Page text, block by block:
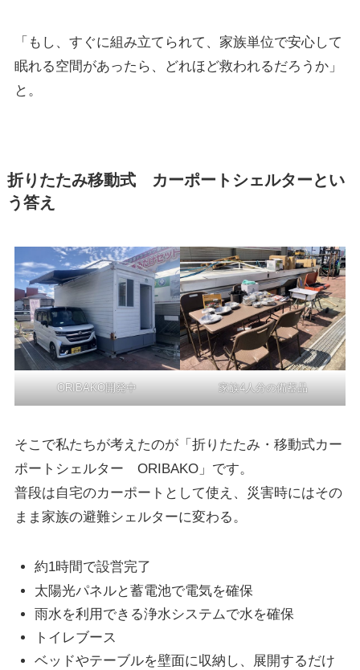
「もし、すぐに組み立てられて、家族単位で安心して
眠れる空間があったら、どれほど救われるだろうか」
と。
折りたたみ移動式 カーポートシェルターとい
う答え
ORIBAKO開発中 家族4人分の備蓄品
そこで私たちが考えたのが「折りたたみ・移動式カー
ポートシェルター ORIBAKO」です。
普段は自宅のカーポートとして使え、災害時にはその
まま家族の避難シェルターに変わる。
約1時間で設営完了
太陽光パネルと蓄電池で電気を確保
雨水を利用できる浄水システムで水を確保
トイレブース
ベッドやテーブルを壁面に収納し、展開するだけ